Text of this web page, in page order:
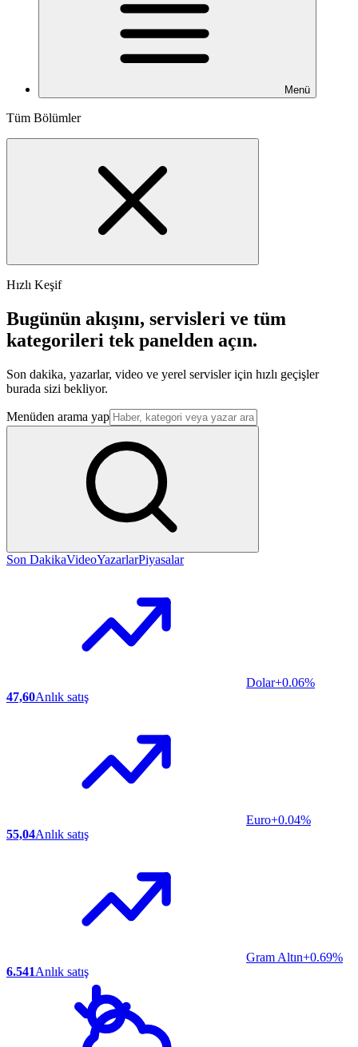
Menü
Tüm Bölümler
Hızlı Keşif
Bugünün akışını, servisleri ve tüm
kategorileri tek panelden açın.
Son dakika, yazarlar, video ve yerel servisler için hızlı geçişler
burada sizi bekliyor.
Menüden arama yap
Son DakikaVideoYazarlarPiyasalar
Dolar+0.06%
47,60Anlık satış
Euro+0.04%
55,04Anlık satış
Gram Altın+0.69%
6.541Anlık satış